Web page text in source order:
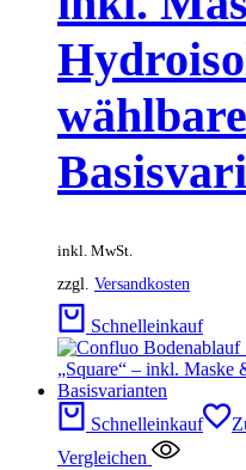
wählbare
inkl. MwSt.
zzgl. Versandkosten
Schnelleinkauf
Schnelleinkauf
Vergleichen